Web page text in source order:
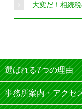
大変だ！相続
選ばれる7つの理由
事務所案内・アクセ